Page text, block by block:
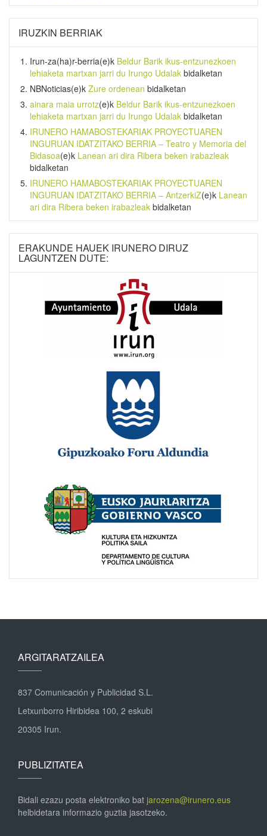
IRUZKIN BERRIAK
Irun-za(ha)r-berria(e)k Beldur Barik ikus-entzunezkoen
lehiaketa martxan jarri du Irungo Udalak bidalketan
NBNoticias(e)k Zure ordenean bidalketan
ainara maia urrotz(e)k Beldur Barik ikus-entzunezkoen
lehiaketa martxan jarri du Irungo Udalak bidalketan
IRUNERO HAMABOSTEKARIAK PROYECTUAREN
INGURUAN IDATZITAKO BERRIA – Teatro y Memoria del
Bidasoa(e)k Lanean ari dira Ribera beken irabazleak
bidalketan
IRUNERO HAMABOSTEKARIAK PROYECTUAREN
INGURUAN IDATZITAKO BERRIA – AntzerkiZ(e)k Lanean
ari dira Ribera beken irabazleak bidalketan
ERAKUNDE HAUEK IRUNERO DIRUZ
LAGUNTZEN DUTE:
ARGITARATZAILEA
837 Comunicación y Publicidad S.L.
Letxunborro Hiribidea 100, 2 eskubi
20305 Irun.
PUBLIZITATEA
Bidali ezazu posta elektroniko bat jarozena@irunero.eus
helbidetara informazio guztia jasotzeko.